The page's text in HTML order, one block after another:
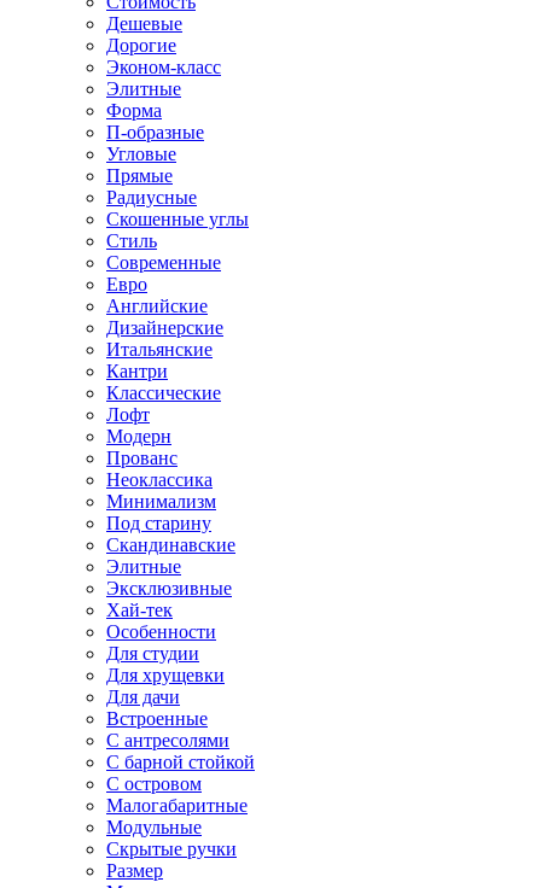
Дешевые
Дорогие
Эконом-класс
Элитные
Форма
П-образные
Угловые
Прямые
Радиусные
Скошенные углы
Стиль
Современные
Евро
Английские
Дизайнерские
Итальянские
Кантри
Классические
Лофт
Модерн
Прованс
Неоклассика
Минимализм
Под старину
Скандинавские
Элитные
Эксклюзивные
Хай-тек
Особенности
Для студии
Для хрущевки
Для дачи
Встроенные
С антресолями
С барной стойкой
С островом
Малогабаритные
Модульные
Скрытые ручки
Размер